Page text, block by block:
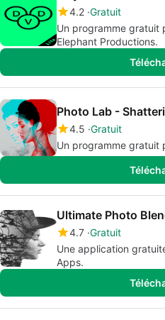
4.2 Gratuit
Un programme gratuit
Elephant Productions.
Photo Lab -
4.5 Gratuit
Un programme gratuit
Ultimate Photo
4.7 Gratuit
Une application
Apps.